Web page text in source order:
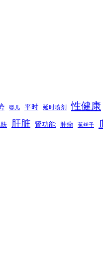
婴儿 平时 延时喷剂 性健康
肝脏 肾功能 肿瘤 菟丝子